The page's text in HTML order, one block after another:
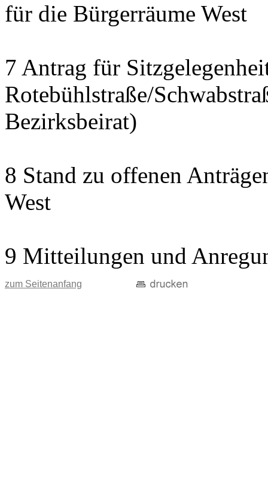
für die Bürgerräume West
7 Antrag für
Rotebühlstraße/
Bezirksbeirat)
8 Stand zu offenen
West
9 Mitteilungen und
zum Seitenanfang